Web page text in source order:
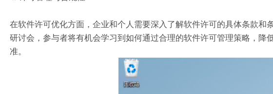
在软件许可优化方面，企业和个人需要深入了解软件许可的具体条款
研讨会，参与者将有机会学习到如何通过合理的软件许可管理策略，
准。